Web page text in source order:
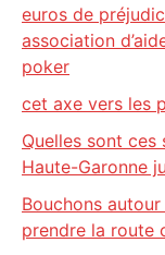
euros de
association
poker
cet axe vers les
Quelles sont
Haute-Garonne
Bouchons
prendre la route